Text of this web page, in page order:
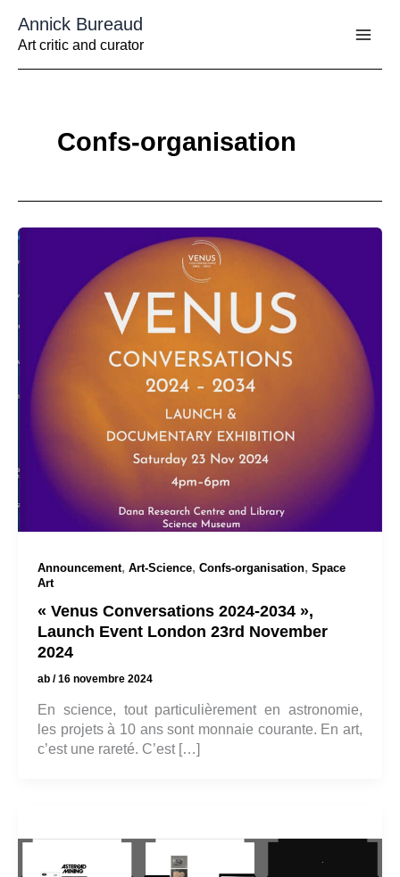
contenu
Annick Bureaud
Art critic and curator
Confs-organisation
Announcement, Art-Science, Confs-organisation, Space
Art
« Venus Conversations 2024-2034 »,
Launch Event London 23rd November
2024
ab /16 novembre 2024
En science, tout particulièrement en astronomie,
les projets à 10 ans sont monnaie courante. En art,
c’est une rareté. C’est […]